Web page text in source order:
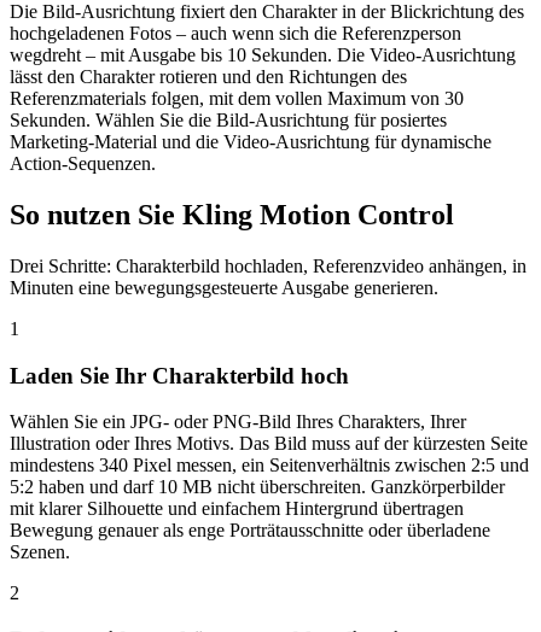
Die Bild-Ausrichtung fixiert den Charakter in der Blickrichtung des
hochgeladenen Fotos – auch wenn sich die Referenzperson
wegdreht – mit Ausgabe bis 10 Sekunden. Die Video-Ausrichtung
lässt den Charakter rotieren und den Richtungen des
Referenzmaterials folgen, mit dem vollen Maximum von 30
Sekunden. Wählen Sie die Bild-Ausrichtung für posiertes
Marketing-Material und die Video-Ausrichtung für dynamische
Action-Sequenzen.
So nutzen Sie Kling Motion Control
Drei Schritte: Charakterbild hochladen, Referenzvideo anhängen, in
Minuten eine bewegungsgesteuerte Ausgabe generieren.
1
Laden Sie Ihr Charakterbild hoch
Wählen Sie ein JPG- oder PNG-Bild Ihres Charakters, Ihrer
Illustration oder Ihres Motivs. Das Bild muss auf der kürzesten Seite
mindestens 340 Pixel messen, ein Seitenverhältnis zwischen 2:5 und
5:2 haben und darf 10 MB nicht überschreiten. Ganzkörperbilder
mit klarer Silhouette und einfachem Hintergrund übertragen
Bewegung genauer als enge Porträtausschnitte oder überladene
Szenen.
2